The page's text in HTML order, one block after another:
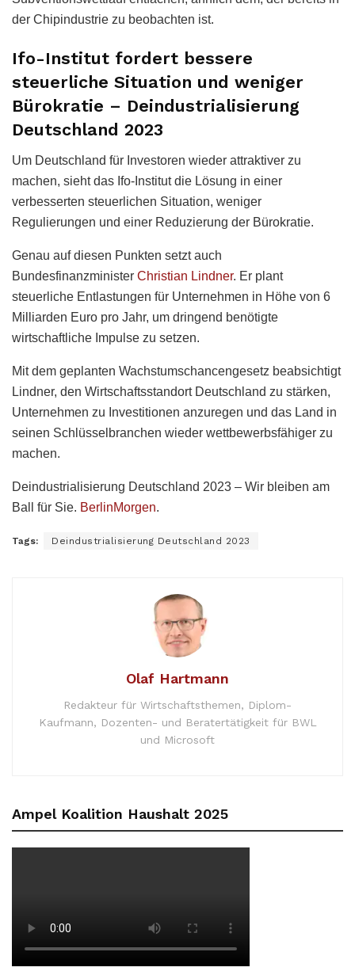
der Chipindustrie zu beobachten ist.
Ifo-Institut fordert bessere
steuerliche Situation und weniger
Bürokratie – Deindustrialisierung
Deutschland 2023
Um Deutschland für Investoren wieder attraktiver zu
machen, sieht das Ifo-Institut die Lösung in einer
verbesserten steuerlichen Situation, weniger
Regulierungen und einer Reduzierung der Bürokratie.
Genau auf diesen Punkten setzt auch
Bundesfinanzminister Christian Lindner. Er plant
steuerliche Entlastungen für Unternehmen in Höhe von 6
Milliarden Euro pro Jahr, um dringend benötigte
wirtschaftliche Impulse zu setzen.
Mit dem geplanten Wachstumschancengesetz beabsichtigt
Lindner, den Wirtschaftsstandort Deutschland zu stärken,
Unternehmen zu Investitionen anzuregen und das Land in
seinen Schlüsselbranchen wieder wettbewerbsfähiger zu
machen.
Deindustrialisierung Deutschland 2023 – Wir bleiben am
Ball für Sie. BerlinMorgen.
Tags: Deindustrialisierung Deutschland 2023
Olaf Hartmann
Redakteur für Wirtschaftsthemen, Diplom-
Kaufmann, Dozenten- und Beratertätigkeit für BWL
und Microsoft
Ampel Koalition Haushalt 2025